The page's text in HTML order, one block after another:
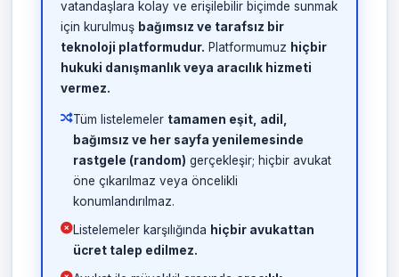
vatandaşlara kolay ve erişilebilir biçimde sunmak
için kurulmuş bağımsız ve tarafsız bir
teknoloji platformudur. Platformumuz hiçbir
hukuki danışmanlık veya aracılık hizmeti
vermez.
Tüm listelemeler tamamen eşit, adil,
bağımsız ve her sayfa yenilemesinde
rastgele (random) gerçekleşir; hiçbir avukat
öne çıkarılmaz veya öncelikli
konumlandırılmaz.
Listelemeler karşılığında hiçbir avukattan
ücret talep edilmez.